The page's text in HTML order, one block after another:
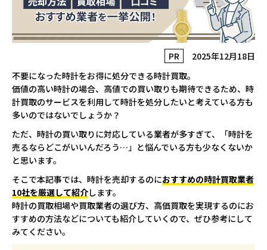
PR
2025年12月18日
不要になった時計をお得に処分できる時計買取。
価値の高い時計の場合、高値での買い取りも期待できるため、時
計買取のサービスを利用して時計を処分したいと考えている方も
多いのではないでしょうか？
ただ、時計の買い取りに対応している業者が多すぎて、「時計を
売るならどこがいいんだろう…」と悩んでいる方も少なくないか
と思います。
そこで本記事では、時計を売却するのにおすすめの時計買取業者
10社を厳選して紹介します。
時計の買取相場や買取業者の選び方、高価買取を実現するのにお
すすめの方法などについても紹介していくので、ぜひ参考にして
みてください。